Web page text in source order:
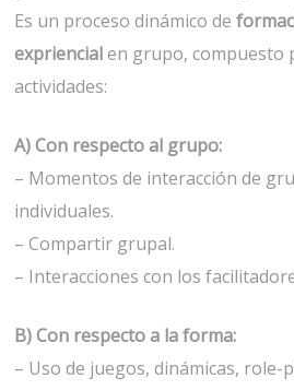
Es un proceso dinámico de
expriencialen grupo, compuesto
actividades:
A) Con respecto al grupo:
– Momentos de interacción de
individuales.
– Compartir grupal.
– Interacciones con los
B) Con respecto a la forma:
– Uso de juegos, dinámicas, role-